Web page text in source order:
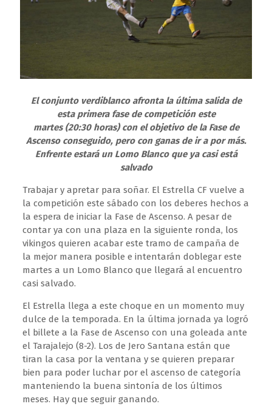
El conjunto verdiblanco afronta la última salida de
esta primera fase de competición este
martes (20:30 horas) con el objetivo de la Fase de
Ascenso conseguido, pero con ganas de ir a por más.
Enfrente estará un Lomo Blanco que ya casi está
salvado
Trabajar y apretar para soñar. El Estrella CF vuelve a
la competición este sábado con los deberes hechos a
la espera de iniciar la Fase de Ascenso. A pesar de
contar ya con una plaza en la siguiente ronda, los
vikingos quieren acabar este tramo de campaña de
la mejor manera posible e intentarán doblegar este
martes a un Lomo Blanco que llegará al encuentro
casi salvado.
El Estrella llega a este choque en un momento muy
dulce de la temporada. En la última jornada ya logró
el billete a la Fase de Ascenso con una goleada ante
el Tarajalejo (8-2). Los de Jero Santana están que
tiran la casa por la ventana y se quieren preparar
bien para poder luchar por el ascenso de categoría
manteniendo la buena sintonía de los últimos
meses. Hay que seguir ganando.